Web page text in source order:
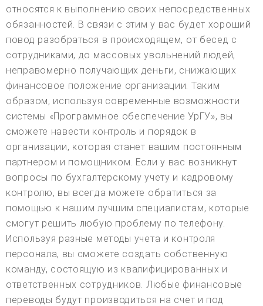
относятся к выполнению своих непосредственных
обязанностей. В связи с этим у вас будет хороший
повод разобраться в происходящем, от бесед с
сотрудниками, до массовых увольнений людей,
неправомерно получающих деньги, снижающих
финансовое положение организации. Таким
образом, используя современные возможности
системы «Программное обеспечение УрГУ», вы
сможете навести контроль и порядок в
организации, которая станет вашим постоянным
партнером и помощником. Если у вас возникнут
вопросы по бухгалтерскому учету и кадровому
контролю, вы всегда можете обратиться за
помощью к нашим лучшим специалистам, которые
смогут решить любую проблему по телефону.
Используя разные методы учета и контроля
персонала, вы сможете создать собственную
команду, состоящую из квалифицированных и
ответственных сотрудников. Любые финансовые
переводы будут производиться на счет и под